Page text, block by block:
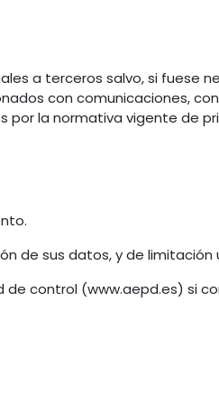
a terceros salvo, si fuese
con comunicaciones, con
la normativa vigente de
de sus datos, y de
de control (www.aepd.es) si